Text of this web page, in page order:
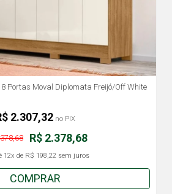
Portas Moval Diplomata Freijó/Off White
R$ 2.378,68
12x de R$ 198,22sem juros
2.307,32no PIX
COMPRAR